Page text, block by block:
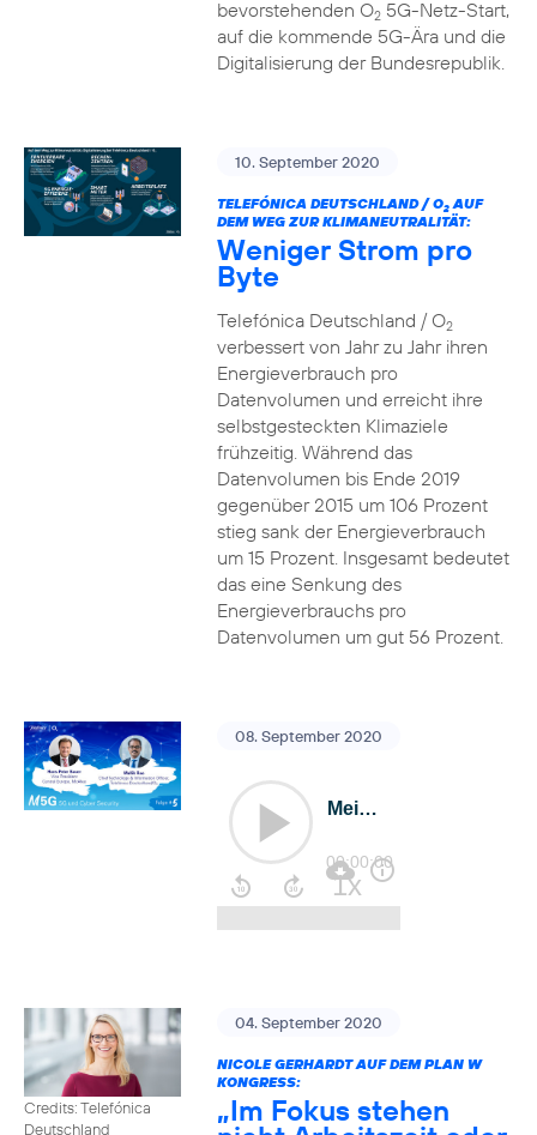
bevorstehenden O25G-Netz-Start,
auf die kommende 5G-Ära und die
Digitalisierung der Bundesrepublik.
10. September 2020
TELEFÓNICA DEUTSCHLAND / O2AUF
DEM WEG ZUR KLIMANEUTRALITÄT:
Weniger Strom pro
Byte
Telefónica Deutschland / O2
verbessert von Jahr zu Jahr ihren
Energieverbrauch pro
Datenvolumen und erreicht ihre
selbstgesteckten Klimaziele
frühzeitig. Während das
Datenvolumen bis Ende 2019
gegenüber 2015 um 106 Prozent
stieg sank der Energieverbrauch
um 15 Prozent. Insgesamt bedeutet
das eine Senkung des
Energieverbrauchs pro
Datenvolumen um gut 56 Prozent.
08. September 2020
Credits: Telefónica
Deutschland
04. September 2020
NICOLE GERHARDT AUF DEM PLAN W
KONGRESS:
„Im Fokus stehen